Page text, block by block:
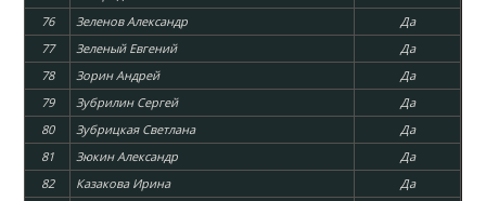
76
Зеленов Александр
Да
77
Зеленый Евгений
Да
78
Зорин Андрей
Да
79
Зубрилин Сергей
Да
80
Зубрицкая Светлана
Да
81
Зюкин Александр
Да
82
Казакова Ирина
Да